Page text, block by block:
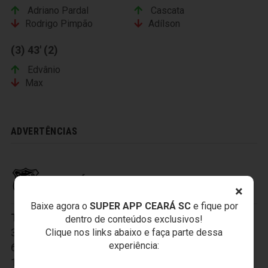
×
Baixe agora o SUPER APP CEARÁ SCe fique por
dentro de conteúdos exclusivos!
Clique nos links abaixo e faça parte dessa
experiência:
Adriano Pardal
Rodrigo Pimpão
Cascata
Adílson
(3) 43' (2)
Edvânio
Max
ADVERTÊNCIAS
Titulares: 1-Fernando Henrique,2-Marcos
3-Gustavo,4-Ricardo Silva, 5-João Marcos,
6-Vicente
,8-Ricardinho
10-Rogerinho